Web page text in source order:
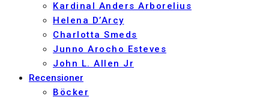
Kardinal Anders Arborelius
Helena D’Arcy
Charlotta Smeds
Junno Arocho Esteves
John L. Allen Jr
Recensioner
Böcker